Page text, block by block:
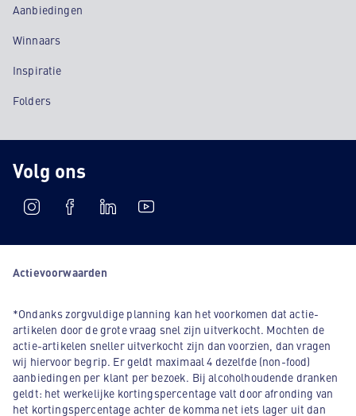
Aanbiedingen
Winnaars
Inspiratie
Folders
Volg ons
Actievoorwaarden
*Ondanks zorgvuldige planning kan het voorkomen dat actie-
artikelen door de grote vraag snel zijn uitverkocht. Mochten de
actie-artikelen sneller uitverkocht zijn dan voorzien, dan vragen
wij hiervoor begrip. Er geldt maximaal 4 dezelfde (non-food)
aanbiedingen per klant per bezoek. Bij alcoholhoudende dranken
geldt: het werkelijke kortingspercentage valt door afronding van
het kortingspercentage achter de komma net iets lager uit dan